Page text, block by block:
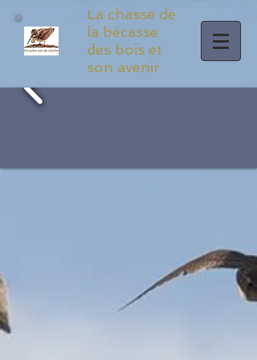
La chasse de
la bécasse
des bois et
son avenir .